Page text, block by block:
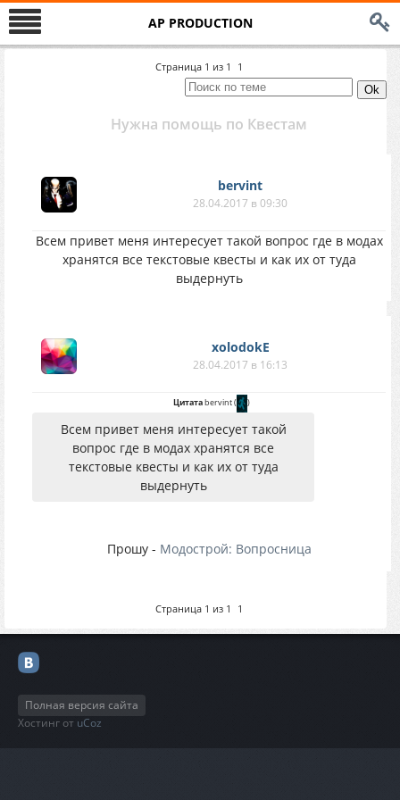
AP PRODUCTION
Страница 1 из 1 1
Нужна помощь по Квестам
bervint
28.04.2017 в 09:30
Всем привет меня интересует такой вопрос где в модах
хранятся все текстовые квесты и как их от туда
выдернуть
xolodokE
28.04.2017 в 16:13
Цитатаbervint( )
Всем привет меня интересует такой
вопрос где в модах хранятся все
текстовые квесты и как их от туда
выдернуть
Прошу - Модострой: Вопросница
Страница 1 из 1 1
Полная версия сайта
Хостинг от uCoz